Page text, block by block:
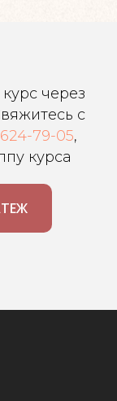
через
с
79-05,
курса